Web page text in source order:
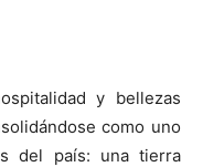
y bellezas
como uno
del país: una tierra